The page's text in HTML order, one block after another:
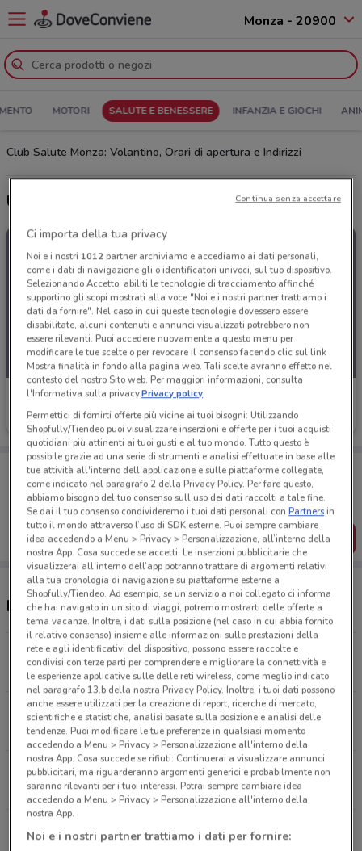
Monza - 20900
MOTORI SALUTE E BENESSERE INFANZIA E GIOCHI
Club Salute Monza: Volantino, Orari di apertura e Indirizzi
Ultime offerte del volantino Club Salute
Club Salute
Scade il 31/08
Porta DoveConviene sempre con te!
Puoi trovare le migliori offerte dei negozi vicino a te,
salvarle e creare la tua lista del risparmio, comodamente
dal tuo cellulare.
SCARICA L’APP
Negozi Club Salute a Monza
Via Italia, 20 Monza
102 m
CHIUSO
Via Monte Cervino, 2 Monza
1.4 km
CHIUSO
Via Lario, 17 Monza
2 km
CHIUSO
Viale C. Battisti, 40 Vedano Al Lambro
Ci importa della tua privacy
Noi e i nostri 1012partner archiviamo e accediamo ai dati personali,
come i dati di navigazione gli o identificatori univoci, sul tuo dispositivo.
Selezionando Accetto, abiliti le tecnologie di tracciamento affinché
supportino gli scopi mostrati alla voce "Noi e i nostri partner trattiamo i
dati da fornire". Nel caso in cui queste tecnologie dovessero essere
disabilitate, alcuni contenuti e annunci visualizzati potrebbero non
essere rilevanti. Puoi accedere nuovamente a questo menu per
modificare le tue scelte o per revocare il consenso facendo clic sul link
Mostra finalità in fondo alla pagina web. Tali scelte avranno effetto nel
contesto del nostro Sito web. Per maggiori informazioni, consulta
l'Informativa sulla privacy.Privacy policy
Permettici di fornirti offerte più vicine ai tuoi bisogni: Utilizzando
Shopfully/Tiendeo puoi visualizzare inserzioni e offerte per i tuoi acquisti
quotidiani più attinenti ai tuoi gusti e al tuo mondo. Tutto questo è
possibile grazie ad una serie di strumenti e analisi effettuate in base alle
tue attività all'interno dell'applicazione e sulle piattaforme collegate,
come indicato nel paragrafo 2 della Privacy Policy. Per fare questo,
abbiamo bisogno del tuo consenso sull'uso dei dati raccolti a tale fine.
Se dai il tuo consenso condivideremo i tuoi dati personali conPartnersin
tutto il mondo attraverso l’uso di SDK esterne. Puoi sempre cambiare
idea accedendo a Menu > Privacy > Personalizzazione, all’interno della
nostra App. Cosa succede se accetti: Le inserzioni pubblicitarie che
visualizzerai all'interno dell’app potranno trattare di argomenti relativi
alla tua cronologia di navigazione su piattaforme esterne a
Shopfully/Tiendeo. Ad esempio, se un servizio a noi collegato ci informa
che hai navigato in un sito di viaggi, potremo mostrarti delle offerte a
tema vacanze. Inoltre, i dati sulla posizione (nel caso in cui abbia fornito
il relativo consenso) insieme alle informazioni sulle prestazioni della
rete e agli identificativi del dispositivo, possono essere raccolte e
condivisi con terze parti per comprendere e migliorare la connettività e
le esperienze applicative sulle delle reti wireless, come meglio indicato
nel paragrafo 13.b della nostra Privacy Policy. Inoltre, i tuoi dati possono
anche essere utilizzati per la creazione di report, ricerche di mercato,
scientifiche e statistiche, analisi basate sulla posizione e analisi delle
tendenze. Puoi modificare le tue preferenze in qualsiasi momento
accedendo a Menu > Privacy > Personalizzazione all'interno della
nostra App. Cosa succede se rifiuti: Continuerai a visualizzare annunci
pubblicitari, ma riguarderanno argomenti generici e probabilmente non
saranno rilevanti per i tuoi interessi. Potrai sempre cambiare idea
accedendo a Menu > Privacy > Personalizzazione all'interno della
nostra App.
Noi e i nostri partner trattiamo i dati per fornire:
Continua senza accettare